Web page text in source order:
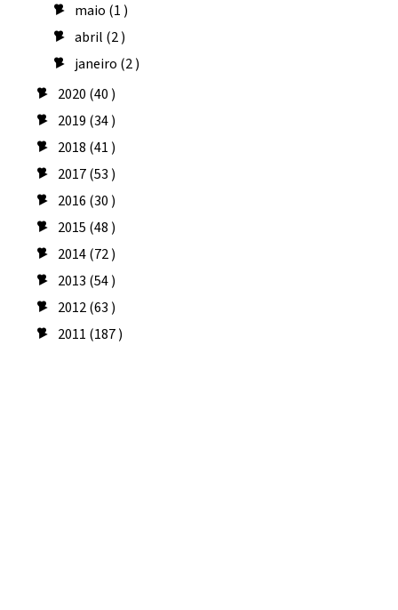
► maio (1 )
►abril (2 )
► janeiro (2 )
► 2020 (40 )
► 2019 (34 )
► 2018 (41 )
► 2017(53 )
► 2016 (30 )
► 2015 (48 )
► 2014(72 )
► 2013 (54 )
► 2012(63 )
► 2011 (187 )